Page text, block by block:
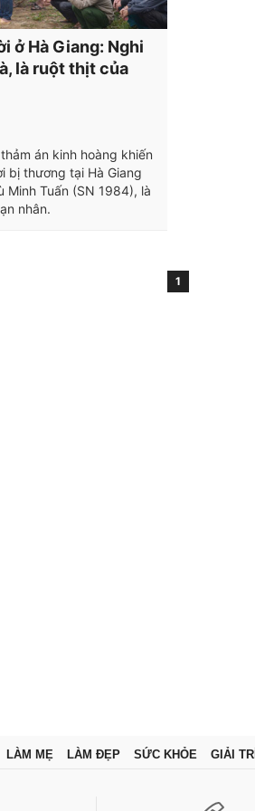
ở Hà Giang: Nghi
là ruột thịt của
án kinh hoàng khiến
bị thương tại Hà Giang
Minh Tuấn (SN 1984), là
nhân.
1
LÀM MẸ LÀM ĐẸP SỨC KHỎE GIẢI TRÍ